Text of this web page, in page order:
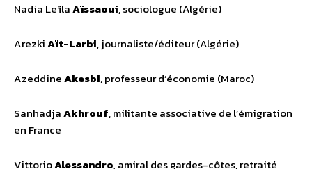
Nadia LeïlaAïssaoui, sociologue (Algérie)
ArezkiAït-Larbi, journaliste/éditeur (Algérie)
AzeddineAkesbi, professeur d’économie (Maroc)
SanhadjaAkhrouf, militante associative de l’émigration
en France
VittorioAlessandro,amiral des gardes-côtes, retraité